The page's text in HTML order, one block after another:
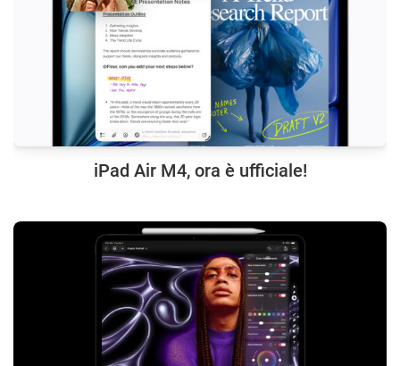
iPad Air M4, ora è ufficiale!